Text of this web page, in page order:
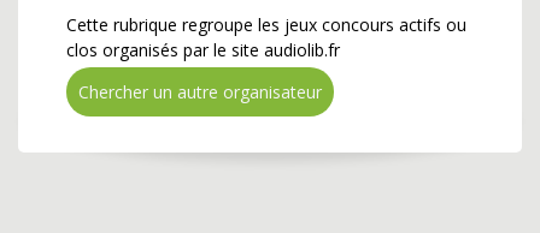
Cette rubrique regroupe les jeux concours actifs ou
clos organisés par le site audiolib.fr
Chercher un autre organisateur